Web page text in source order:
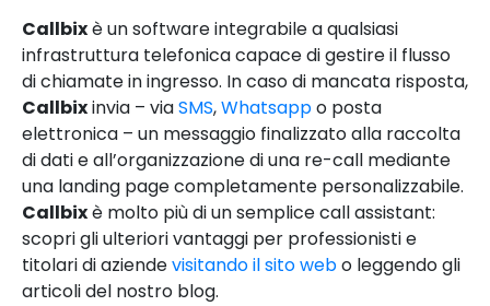
Callbixè un software integrabile a qualsiasi
infrastruttura telefonica capace di gestire il flusso
di chiamate in ingresso. In caso di mancata risposta,
Callbixinvia – viaSMS,Whatsappo posta
elettronica – un messaggio finalizzato alla raccolta
di dati e all’organizzazione di una re-call mediante
una landing page completamente personalizzabile.
Callbixè molto più di un semplice call assistant:
scopri gli ulteriori vantaggi per professionisti e
titolari di aziendevisitando il sito webo leggendo gli
articoli del nostro blog.